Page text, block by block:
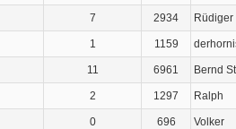
7 2934 Rüdiger
1 1159
11 6961 Bernd
2 1297 Ralph
0 696 Volker